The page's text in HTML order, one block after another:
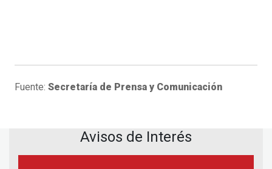
Fuente: Secretaría de Prensa y Comunicación
Avisos de Interés